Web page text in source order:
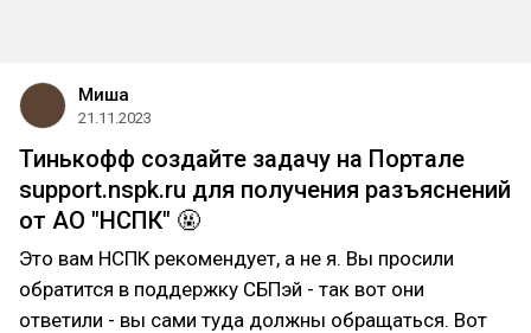
Миша
21.11.2023
Тинькофф создайте задачу на Портале
support.nspk.ru для получения разъяснений
от АО "НСПК" 🤬
Это вам НСПК рекомендует, а не я. Вы просили
обратится в поддержку СБПэй - так вот они
ответили - вы сами туда должны обращаться. Вот